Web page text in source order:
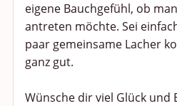
eigene Bauchgefühl, ob
antreten möchte. Sei
paar gemeinsame Lacher
ganz gut.
Wünsche dir viel Glück und